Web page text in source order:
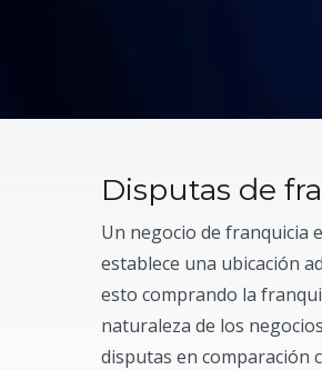
Disputas de
Un negocio de franquicia
establece una ubicación
esto comprando la
naturaleza de los
disputas en comparación